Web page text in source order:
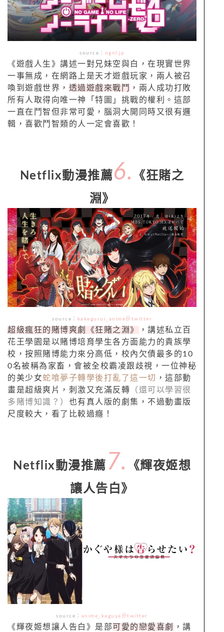
source： ngnl.jp
《遊戲人生》講述一對兄妹空與白，在現實世界
一事無成，在網路上是天才遊戲玩家，兩人被召
喚到遊戲世界， 透過遊戲來戰鬥
，兩人成功打敗
所有人取得向唯一神「特圖」挑戰的權利。這部
一直在鬥智但非常可愛，腦洞大開同時又很有邏
輯，喜歡鬥智類的人一定會喜歡！
Netflix動漫推薦 6.
《狂賭之
淵》
source： kakegurui_anime＠twitter
超級瘋狂的賭博爽劇《狂賭之淵》
，講述私立百
花王學園是以賭博培育學生各方面能力的貴族學
校，按照賭博能力來分高低，校內欠債最多的10
0名被稱為家畜，會被全校霸凌跟歧視，一位神秘
的美少女蛇喰夢子轉學後打亂了這一切 ，這部動
畫是超級爽片，刺激又充滿反轉 （還可以學習很
多賭博知識？） 也有真人版的劇集，不過動畫版
尺度較大，看了比較過癮！
Netflix動漫推薦 7.
《輝夜姬想
讓人告白》
source： anime_kaguya＠twitter
《輝夜姬想讓人告白》是部 可愛的戀愛喜劇
，講